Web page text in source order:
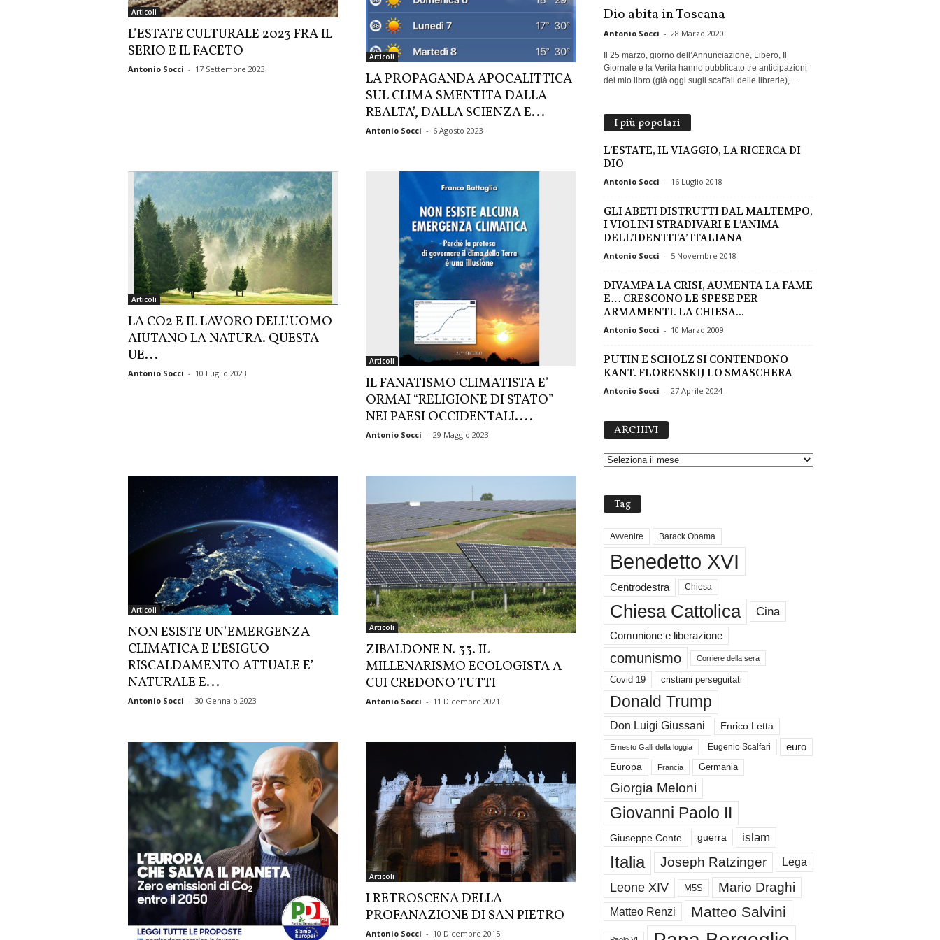
Articoli
L’ESTATE CULTURALE 2023 FRA IL
SERIO E IL FACETO
Antonio Socci - 17 Settembre 2023
Articoli
LA PROPAGANDA APOCALITTICA
SUL CLIMA SMENTITA DALLA
REALTA’, DALLA SCIENZA E...
Antonio Socci - 6 Agosto 2023
Articoli
LA CO2 E IL LAVORO DELL’UOMO
AIUTANO LA NATURA. QUESTA
UE...
Antonio Socci - 10 Luglio 2023
Articoli
IL FANATISMO CLIMATISTA E’
ORMAI “RELIGIONE DI STATO”
NEI PAESI OCCIDENTALI....
Antonio Socci - 29 Maggio 2023
Articoli
NON ESISTE UN’EMERGENZA
CLIMATICA E L’ESIGUO
RISCALDAMENTO ATTUALE E’
NATURALE E...
Antonio Socci - 30 Gennaio 2023
Articoli
ZIBALDONE N. 33. IL
MILLENARISMO ECOLOGISTA A
CUI CREDONO TUTTI
Antonio Socci - 11 Dicembre 2021
Articoli
I RETROSCENA DELLA
PROFANAZIONE DI SAN PIETRO
Antonio Socci - 10 Dicembre 2015
Dio abita in Toscana
Antonio Socci - 28 Marzo 2020
Il 25 marzo, giorno dell’Annunciazione, Libero, Il
Giornale e la Verità hanno pubblicato tre anticipazioni
del mio libro (già oggi sugli scaffali delle librerie),...
I più popolari
L’ESTATE, IL VIAGGIO, LA RICERCA DI
DIO
Antonio Socci - 16 Luglio 2018
GLI ABETI DISTRUTTI DAL MALTEMPO,
I VIOLINI STRADIVARI E L’ANIMA
DELL’IDENTITA’ ITALIANA
Antonio Socci - 5 Novembre 2018
DIVAMPA LA CRISI, AUMENTA LA FAME
E… CRESCONO LE SPESE PER
ARMAMENTI. LA CHIESA...
Antonio Socci - 10 Marzo 2009
PUTIN E SCHOLZ SI CONTENDONO
KANT. FLORENSKIJ LO SMASCHERA
Antonio Socci - 27 Aprile 2024
ARCHIVI
H
Tag
Avvenire Barack Obama
Benedetto XVI
Centrodestra Chiesa
Chiesa Cattolica Cina
Comunione e liberazione
comunismo Corriere della sera
Covid 19 cristiani perseguitati
Donald Trump
Don Luigi Giussani Enrico Letta
Ernesto Galli della loggia Eugenio Scalfari euro
Europa Francia Germania
Giorgia Meloni
Giovanni Paolo II
Giuseppe Conte guerra islam
Italia Joseph Ratzinger Lega
Leone XIV M5S Mario Draghi
Matteo Renzi Matteo Salvini